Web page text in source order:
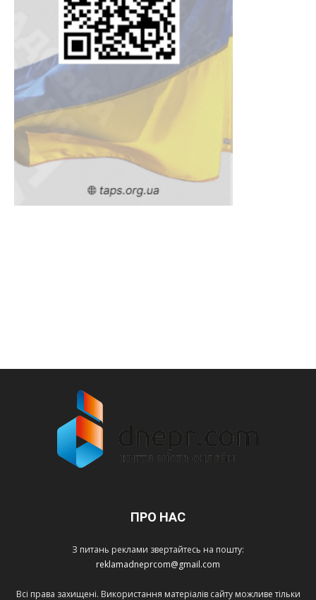
ПРО НАС
З питань реклами звертайтесь на пошту:
reklamadneprcom@gmail.com
Всі права захищені. Використання матеріалів сайту можливе тільки